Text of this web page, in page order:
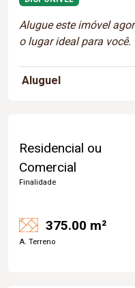
Alugue este imóvel
o lugar ideal para você.
Aluguel
Residencial ou
Comercial
Finalidade
375.00 m²
A. Terreno